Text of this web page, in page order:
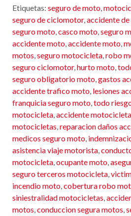
Etiquetas: seguro de moto,
seguro de ciclomotor,accidente
seguro moto,casco moto,seguro
accidente moto,accidente moto,
motos,seguro motocicleta,robo
seguro ciclomotor,hurto moto,
seguro obligatorio moto,gastos
accidente trafico moto, lesiones
franquicia seguro moto,todo
motocicleta,accidente motocicleta
motocicletas,reparacion daños
medicos seguro moto,
asistencia viaje motorista,
motocicleta,ocupante moto,
seguro terceros motocicleta,
incendio moto,cobertura robo
siniestralidad motocicletas,
motos,conduccion segura motos,